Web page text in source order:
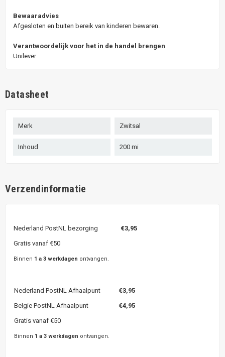
Bewaaradvies
Afgesloten en buiten bereik van kinderen bewaren.
Verantwoordelijk voor het in de handel brengen
Unilever
Datasheet
Merk Zwitsal
Inhoud 200 mi
Verzendinformatie
Nederland PostNL bezorging €3,95
Gratis vanaf €50
Binnen 1 a 3 werkdagen ontvangen.
Nederland PostNL Afhaalpunt €3,95
Belgie PostNL Afhaalpunt
€4,95
Gratis vanaf €50
Binnen 1 a 3 werkdagen ontvangen.